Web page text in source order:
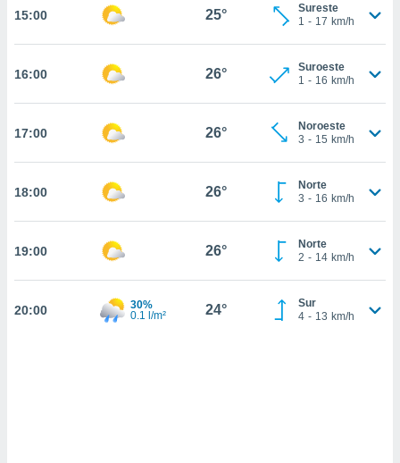
coste.
botón
a la
todas
ya sean
nos
en
perfil
y
CONTINUAR
15:00 25°
Sureste
1 - 17 km/h
16:00 26°
Suroeste
1 - 16 km/h
17:00 26°
Noroeste
3 - 15 km/h
18:00 26°
Norte
3 - 16 km/h
19:00 26°
Norte
2 - 14 km/h
20:00
30%
0.1 l/m²
24°
Sur
4 - 13 km/h